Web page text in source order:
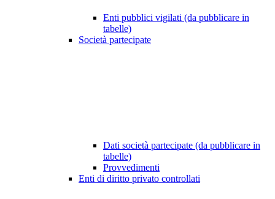
Enti pubblici vigilati (da pubblicare in
tabelle)
Società partecipate
Dati società partecipate (da pubblicare in
tabelle)
Provvedimenti
Enti di diritto privato controllati